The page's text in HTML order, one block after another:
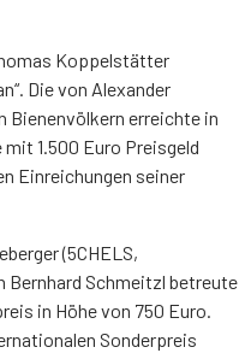
Koppelstätter
Die von Alexander
Bienenvölkern erreichte in
1.500 Euro Preisgeld
Einreichungen seiner
(5CHELS,
Bernhard Schmeitzl betreute
in Höhe von 750 Euro.
Sonderpreis